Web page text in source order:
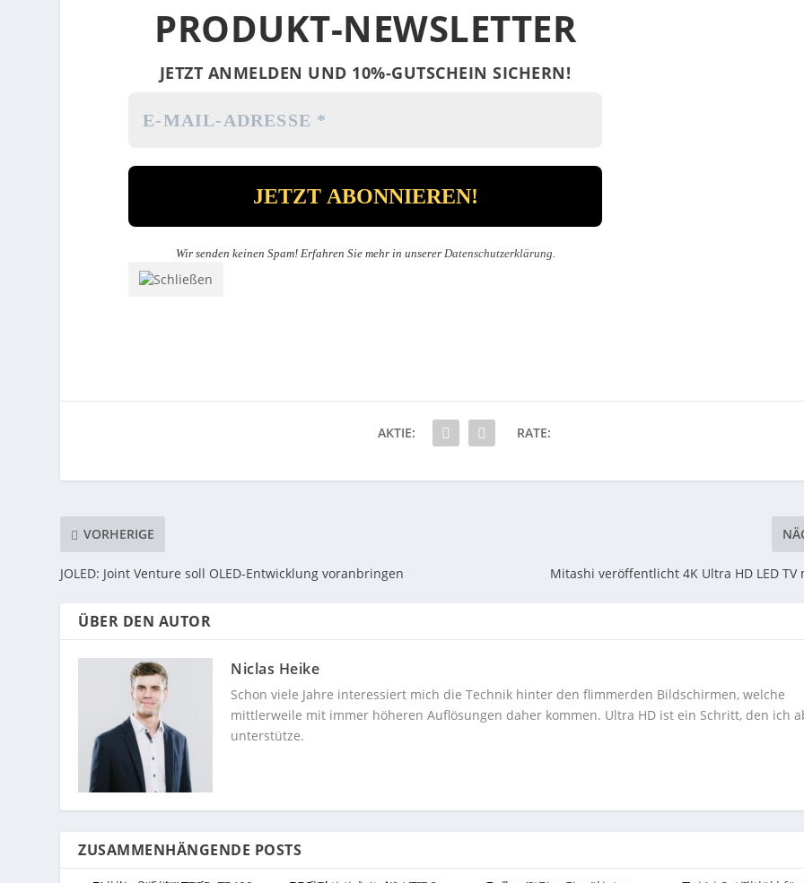
PRODUKT-NEWSLETTER
JETZT ANMELDEN UND 10%-GUTSCHEIN SICHERN!
Wir senden keinen Spam! Erfahren Sie mehr in unserer Datenschutzerklärung
AKTIE: RATE:
VORHERIGE
JOLED: Joint Venture soll OLED-Entwicklung voranbringen Mitashi veröffentlicht 4K Ultra HD LED TV
ÜBER DEN AUTOR
Niclas Heike
Schon viele Jahre interessiert mich die Technik hinter den flimmerden Bildschirmen, welche
mittlerweile mit immer höheren Auflösungen daher kommen. Ultra HD ist ein Schritt, den ich
unterstütze.
ZUSAMMENHÄNGENDE POSTS